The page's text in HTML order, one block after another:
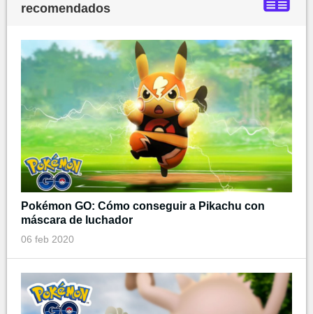
recomendados
Pokémon GO: Cómo conseguir a Pikachu con
máscara de luchador
06 feb 2020